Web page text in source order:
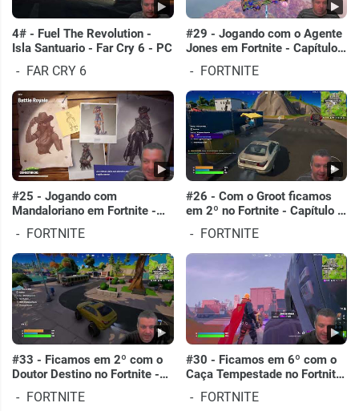
4# - Fuel The Revolution -
Isla Santuario - Far Cry 6 - PC
FAR CRY 6
#29 - Jogando com o Agente
Jones em Fortnite - Capítulo
3 - Temporada 3 - PC
FORTNITE
#25 - Jogando com
Mandaloriano em Fortnite -
Capítulo 3 - Temporada 3 -
PCFORTNITE
#26 - Com o Groot ficamos
em 2º no Fortnite - Capítulo 3
- Temporada 3 - PC
FORTNITE
#33 - Ficamos em 2º com o
Doutor Destino no Fortnite -
Capítulo 3 - Temporada 3 -
PCFORTNITE
#30 - Ficamos em 6º com o
Caça Tempestade no Fortnite
- Capítulo 3 - Temporada 3 -
PCFORTNITE